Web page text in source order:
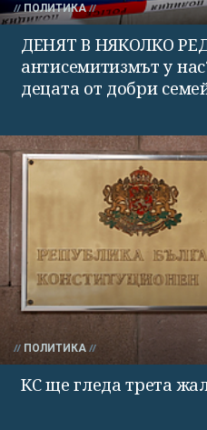
ПОЛИТИКА
ДЕНЯТ В НЯКОЛКО
антисемитизмът у
децата от добри
ПОЛИТИКА
КС ще гледа трета